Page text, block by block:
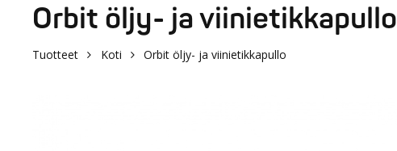
Orbit öljy- ja viinietikkapullo
Tuotteet Koti Orbit öljy- ja viinietikkapullo